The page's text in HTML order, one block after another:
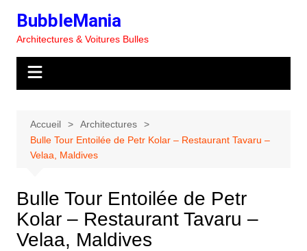
contenu
BubbleMania
Architectures & Voitures Bulles
Accueil
Architectures
Bulle Tour Entoilée de Petr Kolar – Restaurant Tavaru –
Velaa, Maldives
Bulle Tour Entoilée de Petr
Kolar – Restaurant Tavaru –
Velaa, Maldives